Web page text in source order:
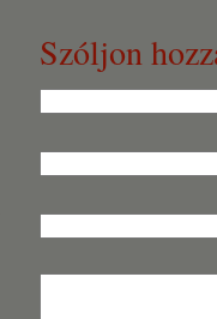
Szóljon